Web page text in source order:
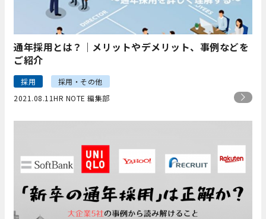
通年採用とは？｜メリットやデメリット、事例などを
ご紹介
採用
採用・その他
2021.08.11HR NOTE 編集部